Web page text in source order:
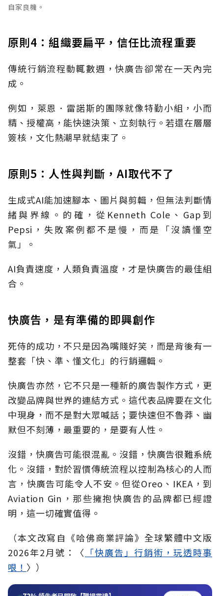
自家良機。
原則4：組織要扁平，信任比流程重要
傳統行銷流程動輒數週，快廣告卻常在一天內完
成。
例如，萊恩．雷諾斯的團隊就像特勤小組，小而
精、授權高，能快速決策、立刻執行。若還在層層
簽核，文化熱潮早就結束了。
原則5：人性與判斷，AI取代不了
生成式AI能加速腳本、圖片與剪輯，但無法判斷情
緒與界線。的確，從Kenneth Cole、Gap到
Pepsi，失敗案例都不是慢，而是「沒讀懂空
氣」。
AI負責速度，人類負責溫度，才是快廣告的最佳組
合。
快廣告，是有準備的即興創作
死侍的成功，不只是因為嘴賤好笑，而是背後有一
整套「快、準、懂文化」的行銷邏輯。
快廣告亦然，它不只是一種新的廣告製作方式，更
改變品牌與世界的連結方式。這代表品牌要在文化
中現身，而不是對大眾喊話；要快速但不魯莽、幽
默但不刻薄，最重要的，是要有人性。
沒錯，快廣告可能很混亂。沒錯，快廣告很難系統
化。沒錯，對於習慣傳統流程以控制為核心的人而
言，快廣告可能令人不安。但從Oreo、IKEA，到
Aviation Gin，那些擁抱快廣告的品牌都已經證
明，這一切確實值得。
（本文改寫自《哈佛商業評論》全球繁體中文版
2026年2月號：〈 「快廣告」行銷術，玩透時事
哏！ 〉）